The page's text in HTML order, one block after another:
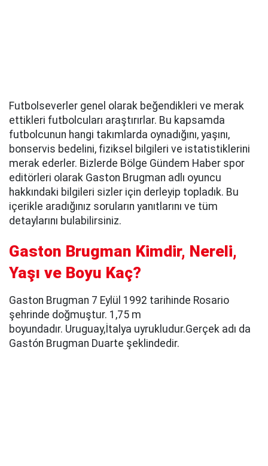
Futbolseverler genel olarak beğendikleri ve merak
ettikleri futbolcuları araştırırlar. Bu kapsamda
futbolcunun hangi takımlarda oynadığını, yaşını,
bonservis bedelini, fiziksel bilgileri ve istatistiklerini
merak ederler. Bizlerde Bölge Gündem Haber spor
editörleri olarak Gaston Brugman adlı oyuncu
hakkındaki bilgileri sizler için derleyip topladık. Bu
içerikle aradığınız soruların yanıtlarını ve tüm
detaylarını bulabilirsiniz.
Gaston Brugman Kimdir, Nereli,
Yaşı ve Boyu Kaç?
Gaston Brugman 7 Eylül 1992 tarihinde Rosario
şehrinde doğmuştur. 1,75 m
boyundadır. Uruguay,İtalya uyrukludur.Gerçek adı da
Gastón Brugman Duarte şeklindedir.